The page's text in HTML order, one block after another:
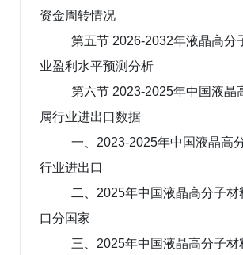
资金周转情况
第五节 2026-2032年液晶高分
业盈利水平预测分析
第六节 2023-2025年中国液晶
属行业进出口数据
一、2023-2025年中国液晶高
行业进出口
二、2025年中国液晶高分子
口分国家
三、2025年中国液晶高分子材